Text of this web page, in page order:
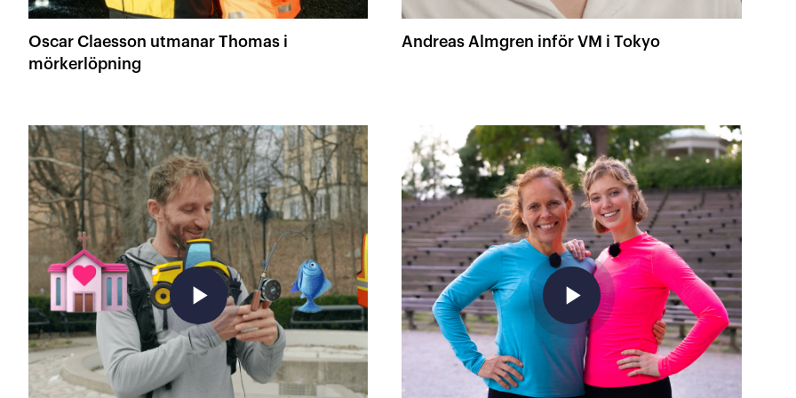
Oscar Claesson utmanar Thomas i
mörkerlöpning
Andreas Almgren inför VM i Tokyo
play_arrow play_arrow